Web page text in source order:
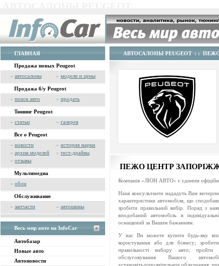
ГЛАВНАЯ
Продажа новых Peugeot
» автосалоны » модели и цены
Продажа б/у Peugeot
» поиск авто » продать
Тюнинг Peugeot
» статьи » галерея
Все о Peugeot
» новости » история марки
» архив моделей » тест-драйвы
» отзывы
Мультимедиа
» обои
Обслуживание
» запчасти » автошины
Весь мир авто на InfoCar
Автобазар
Новые авто
Автоновости
АВТОСАЛОНЫ PEUGEOT: : ПЕЖО
ПЕЖО ЦЕНТР
Компанія «ЛІОН АВТО» є єдиним
Наші консультанти нададуть Вам
характеристики автомобіля, що
зробити правильний вибір. Поряд з
вподобаний автомобіль в
оснащений за Вашим бажанням.
У нас Ви можете купити будь-яку
користування або для бізнесу;
правильності вибору авто; пройти
обслуговування Вашого
установітьдополнітельное обладнання;